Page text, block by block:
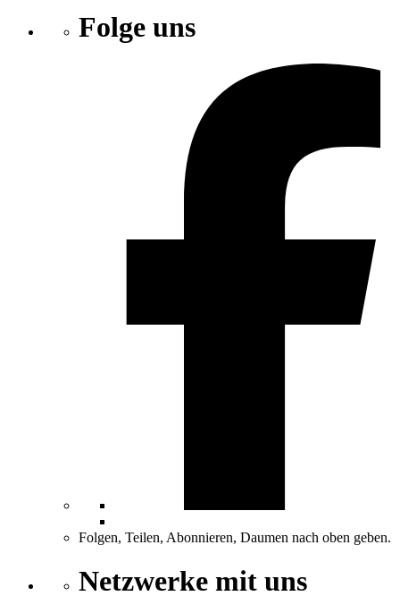
Folge uns
Folgen, Teilen, Abonnieren, Daumen nach oben geben.
Netzwerke mit uns